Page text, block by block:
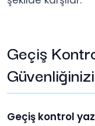
Geçiş
Geçiş kontrol